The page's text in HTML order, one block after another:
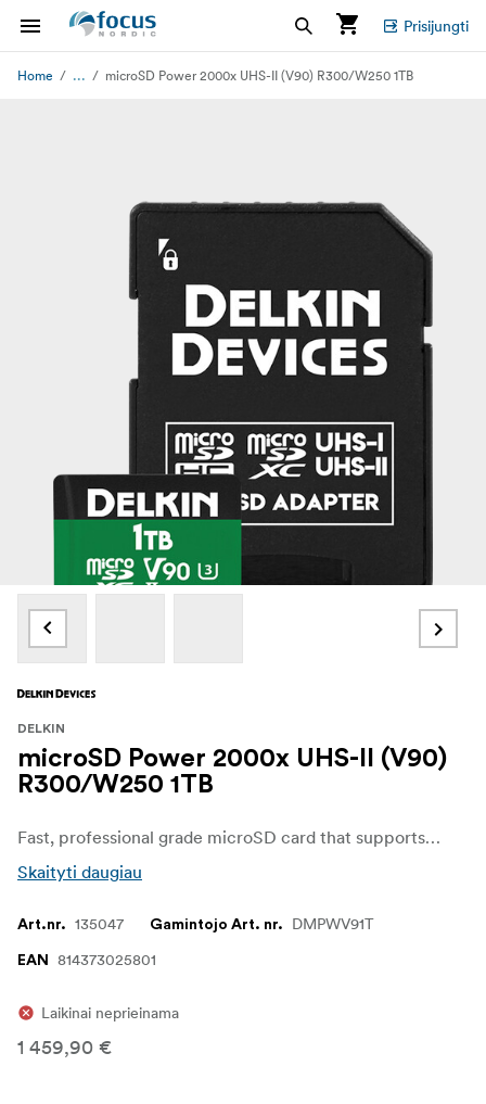
Prisijungti
Home ... microSD Power 2000x UHS-II (V90) R300/W250 1TB
DELKIN
microSD Power 2000x UHS-II (V90)
R300/W250 1TB
Fast, professional grade microSD card that supports video speed class V90. Suitable for demanding video recordings up to 8K.
Skaityti daugiau
Art.nr. 135047 Gamintojo Art. nr. DMPWV91T
EAN 814373025801
Laikinai neprieinama
1 459,90 €